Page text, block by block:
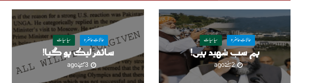
حالاتِ حاضرہ سیاسیات
ہم سب شہید ہیں!
2 ہفتے ago
حالاتِ حاضرہ سیاسیات
سائفر لیک ہو گیا!
3 مہینے ago